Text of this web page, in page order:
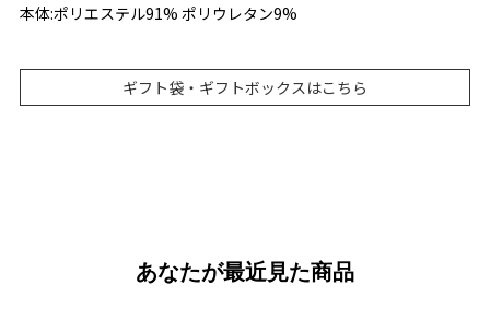
本体:ポリエステル91% ポリウレタン9%
ギフト袋・ギフトボックスはこちら
あなたが最近見た商品